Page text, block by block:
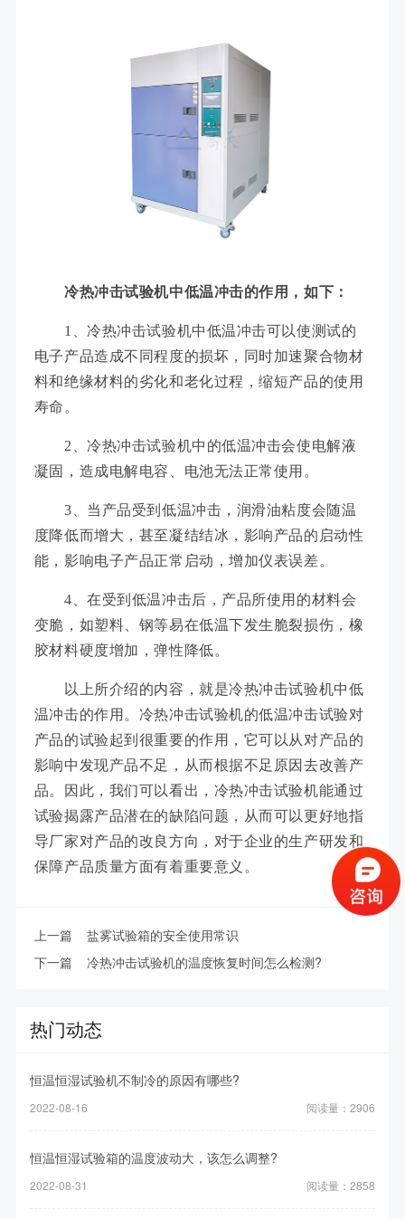
冷热冲击试验机中低温冲击的作用，如下：
1、冷热冲击试验机中低温冲击可以使测试的
电子产品造成不同程度的损坏，同时加速聚合物材
料和绝缘材料的劣化和老化过程，缩短产品的使用
寿命。
2、冷热冲击试验机中的低温冲击会使电解液
凝固，造成电解电容、电池无法正常使用。
3、当产品受到低温冲击，润滑油粘度会随温
度降低而增大，甚至凝结结冰，影响产品的启动性
能，影响电子产品正常启动，增加仪表误差。
4、在受到低温冲击后，产品所使用的材料会
变脆，如塑料、钢等易在低温下发生脆裂损伤，橡
胶材料硬度增加，弹性降低。
以上所介绍的内容，就是冷热冲击试验机中低
温冲击的作用。冷热冲击试验机的低温冲击试验对
产品的试验起到很重要的作用，它可以从对产品的
影响中发现产品不足，从而根据不足原因去改善产
品。因此，我们可以看出，冷热冲击试验机能通过
试验揭露产品潜在的缺陷问题，从而可以更好地指
导厂家对产品的改良方向，对于企业的生产研发和
保障产品质量方面有着重要意义。
上一篇 盐雾试验箱的安全使用常识
下一篇 冷热冲击试验机的温度恢复时间怎么检测?
热门动态
恒温恒湿试验机不制冷的原因有哪些?
2022-08-16 阅读量：2906
恒温恒湿试验箱的温度波动大，该怎么调整?
2022-08-31 阅读量：2858